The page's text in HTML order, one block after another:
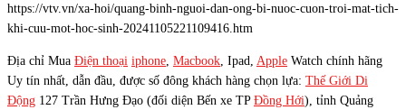
https://vtv.vn/xa-hoi/quang-binh-nguoi-dan-ong-bi-nuoc-cuon-troi-mat-tich-
khi-cuu-mot-hoc-sinh-20241105221109416.htm
Địa chỉ Mua Điện thoại iphone Macbook , Ipad, Apple Watch chính hãng
Uy tín nhất, dẫn đầu, được số đông khách hàng chọn lựa: Thế Giới Di
Động 127 Trần Hưng Đạo (đối diện Bến xe TP Đồng Hới), tỉnh Quảng